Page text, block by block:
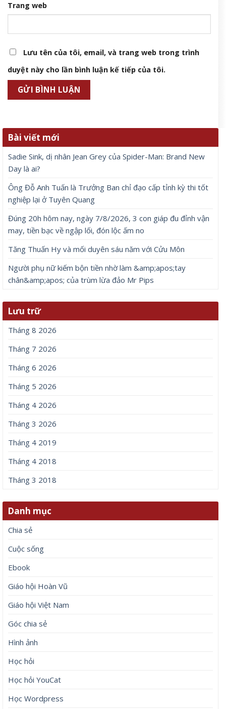
Trang web
Lưu tên của tôi, email, và trang web trong trình
duyệt này cho lần bình luận kế tiếp của tôi.
Bài viết mới
Sadie Sink, dị nhân Jean Grey của Spider-Man: Brand New
Day là ai?
Ông Đỗ Anh Tuấn là Trưởng Ban chỉ đạo cấp tỉnh kỳ thi tốt
nghiệp lại ở Tuyên Quang
Đúng 20h hôm nay, ngày 7/8/2026, 3 con giáp đu đỉnh vận
may, tiền bạc về ngập lối, đón lộc ấm no
Tăng Thuấn Hy và mối duyên sáu năm với Cửu Môn
Người phụ nữ kiếm bộn tiền nhờ làm &amp;apos;tay
chân&amp;apos; của trùm lừa đảo Mr Pips
Lưu trữ
Tháng 8 2026
Tháng 7 2026
Tháng 6 2026
Tháng 5 2026
Tháng 4 2026
Tháng 3 2026
Tháng 4 2019
Tháng 4 2018
Tháng 3 2018
Danh mục
Chia sẻ
Cuộc sống
Ebook
Giáo hội Hoàn Vũ
Giáo hội Việt Nam
Góc chia sẻ
Hình ảnh
Học hỏi
Học hỏi YouCat
Học Wordpress